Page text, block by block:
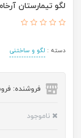
لگو تیمارستان آرخام
دسته : لگو و ساختنی
فروشنده:
ناموجود